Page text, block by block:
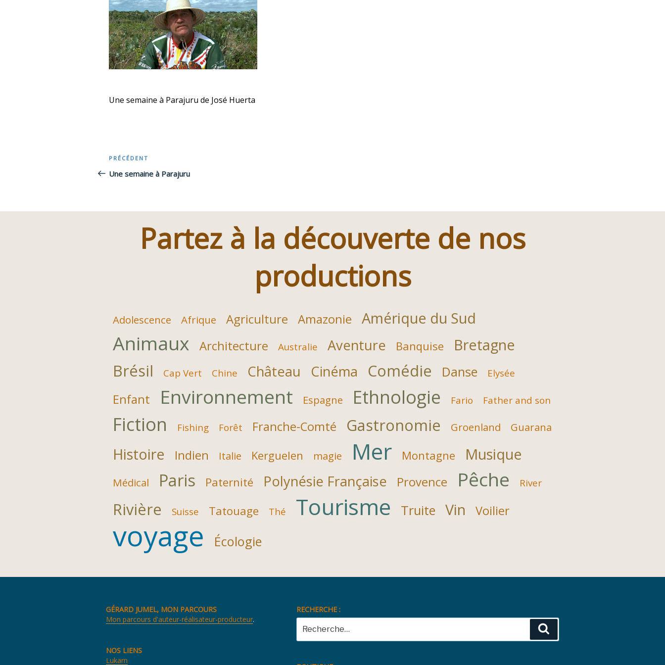
Une semaine à Parajuru de José Huerta
Navigation
l’article
Article
précédent
PRÉCÉDENT
Une semaine à Parajuru
Partez à la découverte de nos
productions
Adolescence Afrique Agriculture Amazonie Amérique du Sud
Animaux Architecture Australie Aventure Banquise Bretagne
Brésil Cap Vert Chine Château Cinéma Comédie Danse Elysée
Enfant Environnement Espagne Ethnologie Fario Father and son
Fiction Fishing Forêt Franche-Comté Gastronomie Groenland Guarana
Histoire Indien Italie Kerguelen magie Mer Montagne Musique
Médical Paris Paternité Polynésie Française Provence Pêche River
Rivière Suisse Tatouage Thé Tourisme Truite Vin Voilier
voyage Écologie
GÉRARD JUMEL, MON PARCOURS
Mon parcours d'auteur-réalisateur-producteur.
NOS LIENS
Lukarn
RECHERCHE :
pour
: